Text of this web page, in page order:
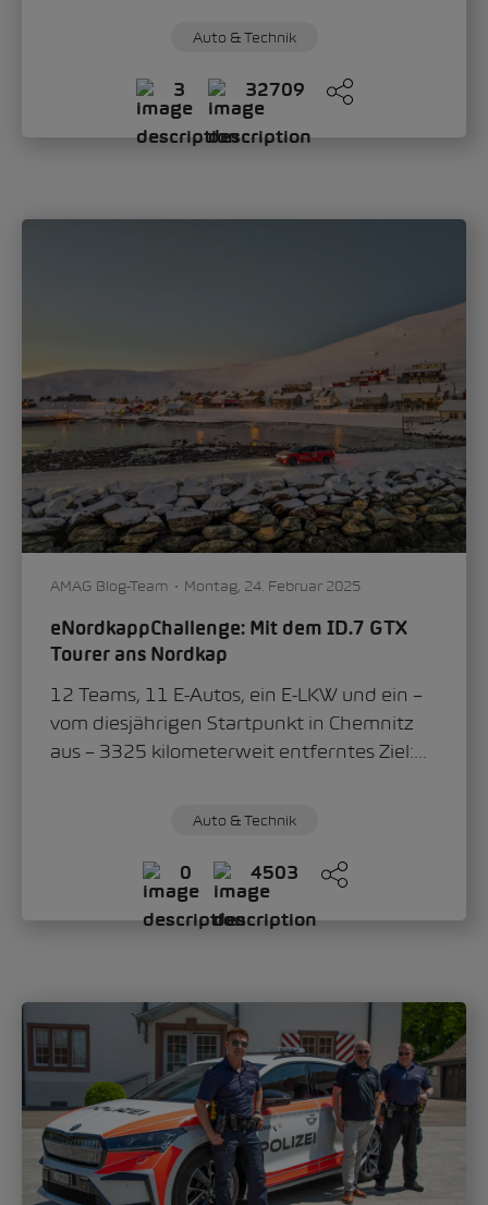
Auto & Technik
3 32709
AMAG Blog-Team Montag, 24. Februar 2025
eNordkappChallenge: Mit dem ID.7 GTX
Tourer ans Nordkap
12 Teams, 11 E-Autos, ein E-LKW und ein –
vom diesjährigen Startpunkt in Chemnitz
aus – 3325 kilometerweit entferntes Ziel:...
Auto & Technik
0 4503